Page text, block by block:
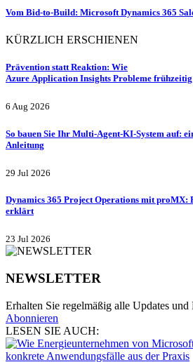
Vom Bid-to-Build: Microsoft Dynamics 365
KÜRZLICH ERSCHIENEN
Prävention statt Reaktion: Wie
Azure Application Insights Probleme
6 Aug 2026
So bauen Sie Ihr Multi-Agent-KI-System auf:
Anleitung
29 Jul 2026
Dynamics 365 Project Operations mit proMX:
erklärt
23 Jul 2026
NEWSLETTER
Erhalten Sie regelmäßig alle Updates und
Abonnieren
LESEN SIE AUCH: